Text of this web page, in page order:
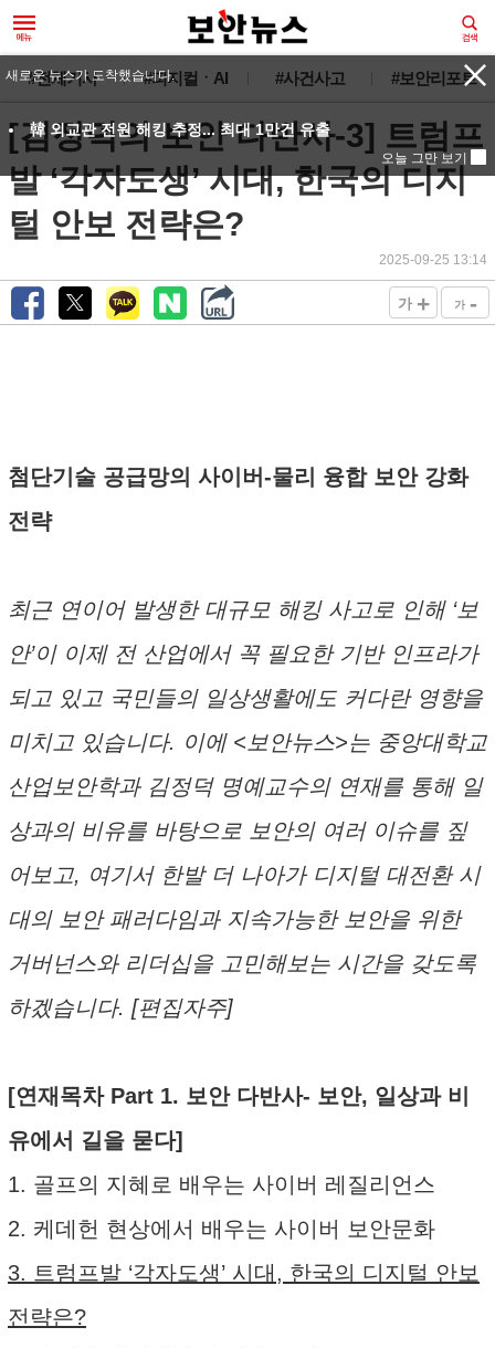
#전체기사 #피지컬ㆍAI #사건사고 #보안리포트
[김정덕의 보안 다반사-3] 트럼프
발 ‘각자도생’ 시대, 한국의 디지
털 안보 전략은?
2025-09-25 13:14
가 + 가 -
첨단기술 공급망의 사이버-물리 융합 보안 강화
전략
최근 연이어 발생한 대규모 해킹 사고로 인해 ‘보
안’이 이제 전 산업에서 꼭 필요한 기반 인프라가
되고 있고 국민들의 일상생활에도 커다란 영향을
미치고 있습니다. 이에 <보안뉴스>는 중앙대학교
산업보안학과 김정덕 명예교수의 연재를 통해 일
상과의 비유를 바탕으로 보안의 여러 이슈를 짚
어보고, 여기서 한발 더 나아가 디지털 대전환 시
대의 보안 패러다임과 지속가능한 보안을 위한
거버넌스와 리더십을 고민해보는 시간을 갖도록
하겠습니다. [편집자주]
[연재목차 Part 1. 보안 다반사- 보안, 일상과 비
유에서 길을 묻다]
1. 골프의 지혜로 배우는 사이버 레질리언스
2. 케데헌 현상에서 배우는 사이버 보안문화
3. 트럼프발 ‘각자도생’ 시대, 한국의 디지털 안보
전략은?
새로운 뉴스가 도착했습니다.
韓 외교관 전원 해킹 추정... 최대 1만건 유출
오늘 그만 보기